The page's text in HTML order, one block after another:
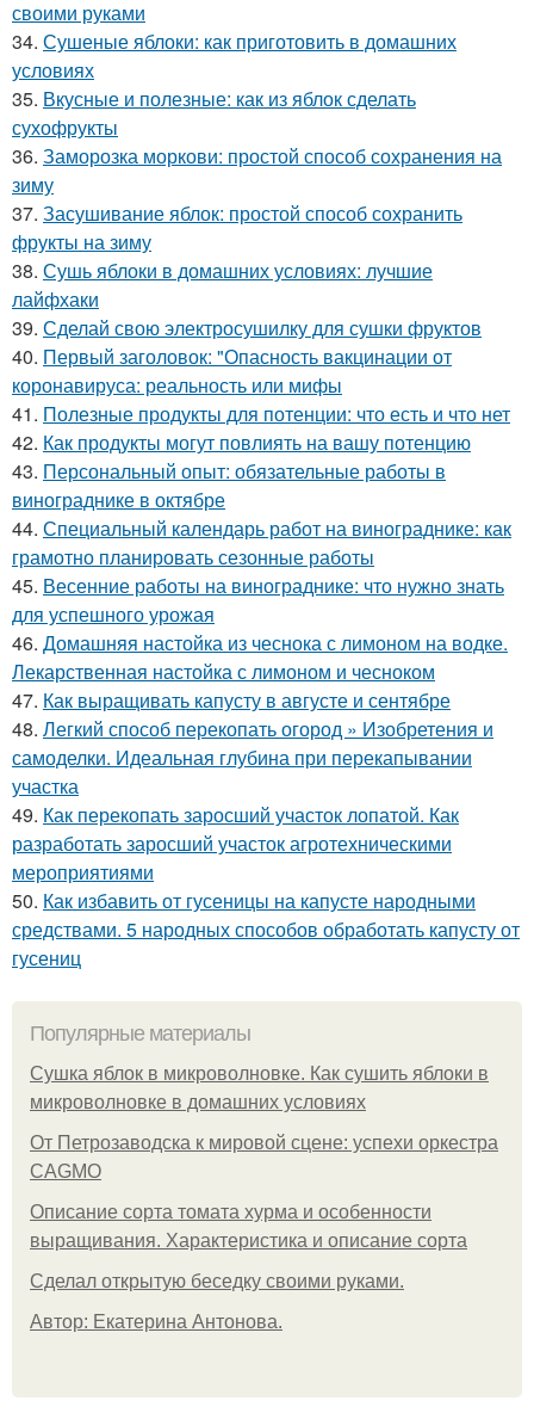
своими руками
34. Сушеные яблоки: как приготовить в домашних
условиях
35. Вкусные и полезные: как из яблок сделать
сухофрукты
36. Заморозка моркови: простой способ сохранения на
зиму
37. Засушивание яблок: простой способ сохранить
фрукты на зиму
38. Сушь яблоки в домашних условиях: лучшие
лайфхаки
39. Сделай свою электросушилку для сушки фруктов
40. Первый заголовок: "Опасность вакцинации от
коронавируса: реальность или мифы
41. Полезные продукты для потенции: что есть и что нет
42. Как продукты могут повлиять на вашу потенцию
43. Персональный опыт: обязательные работы в
винограднике в октябре
44. Специальный календарь работ на винограднике: как
грамотно планировать сезонные работы
45. Весенние работы на винограднике: что нужно знать
для успешного урожая
46. Домашняя настойка из чеснока с лимоном на водке.
Лекарственная настойка с лимоном и чесноком
47. Как выращивать капусту в августе и сентябре
48. Легкий способ перекопать огород » Изобретения и
самоделки. Идеальная глубина при перекапывании
участка
49. Как перекопать заросший участок лопатой. Как
разработать заросший участок агротехническими
мероприятиями
50. Как избавить от гусеницы на капусте народными
средствами. 5 народных способов обработать капусту от
гусениц
Популярные материалы
Сушка яблок в микроволновке. Как сушить яблоки в
микроволновке в домашних условиях
От Петрозаводска к мировой сцене: успехи оркестра
CAGMO
Описание сорта томата хурма и особенности
выращивания. Характеристика и описание сорта
Сделал открытую беседку своими руками.
Автор: Екатерина Антонова.